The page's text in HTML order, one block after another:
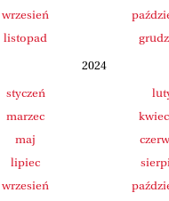
wrzesień
listopad
2024
styczeń
marzec
maj
lipiec
wrzesień